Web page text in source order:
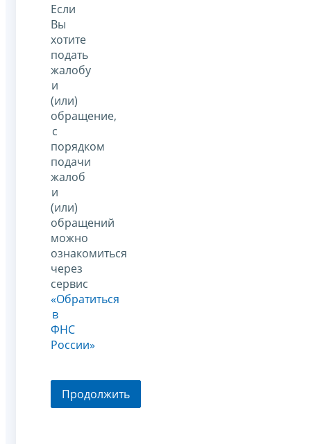
Если
Вы
хотите
подать
жалобу
и
(или)
обращение,
с
порядком
подачи
жалоб
и
(или)
обращений
можно
ознакомиться
через
сервис
«Обратиться
в
ФНС
России»
Продолжить